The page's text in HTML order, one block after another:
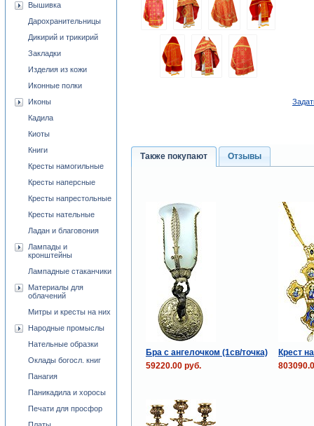
Также покупают Отзывы
Бра с ангелочком (1св/точка)
Крест
59220.00 руб.
Вышивка
Дарохранительницы
Дикирий и трикирий
Закладки
Изделия из кожи
Иконные полки
Иконы
Кадила
Киоты
Книги
Кресты намогильные
Кресты наперсные
Кресты напрестольные
Кресты нательные
Ладан и благовония
Лампады и
кронштейны
Лампадные стаканчики
Материалы для
облачений
Митры и кресты на них
Народные промыслы
Нательные образки
Оклады богосл. книг
Панагия
Паникадила и хоросы
Печати для просфор